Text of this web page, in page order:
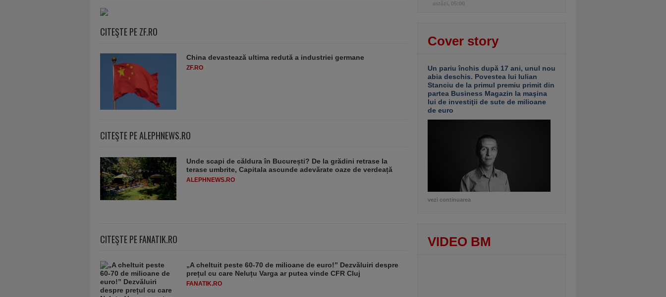
CITEŞTE PE ZF.RO
China devastează ultima redută a industriei germane
ZF.RO
CITEŞTE PE ALEPHNEWS.RO
Unde scapi de căldura în București? De la grădini retrase la
terase umbrite, Capitala ascunde adevărate oaze de verdeață
ALEPHNEWS.RO
CITEŞTE PE FANATIK.RO
„A cheltuit peste 60-70 de milioane de euro!” Dezvăluiri despre
prețul cu care Neluțu Varga ar putea vinde CFR Cluj
FANATIK.RO
astăzi, 05:00
Cover story
Un pariu închis după 17 ani, unul nou
abia deschis. Povestea lui Iulian
Stanciu de la primul premiu primit din
partea Business Magazin la maşina
lui de investiţii de sute de milioane
de euro
vezi continuarea
VIDEO BM